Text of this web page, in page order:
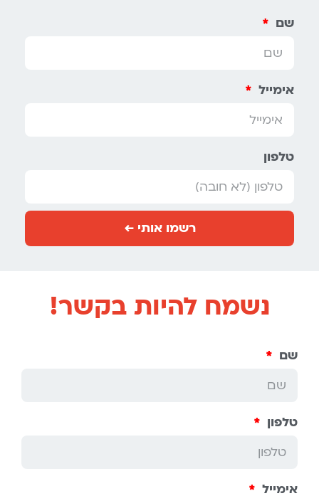
שם
אימייל
טלפון
רשמו אותי ←
נשמח להיות בקשר!
שם
טלפון
אימייל